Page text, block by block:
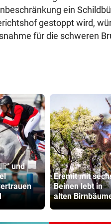
ein
gestoppt wird,
für die schweren
und
Eremit mit
Beinen lebt in
alten